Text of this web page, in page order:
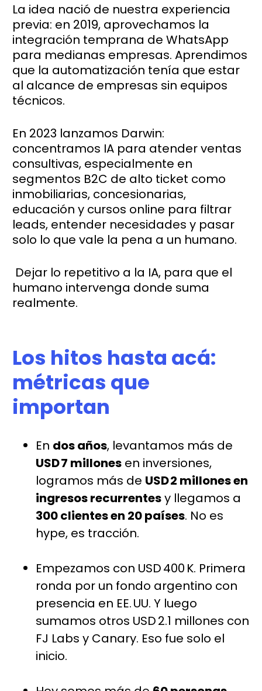
La idea nació de nuestra experiencia
previa: en 2019, aprovechamos la
integración temprana de WhatsApp
para medianas empresas. Aprendimos
que la automatización tenía que estar
al alcance de empresas sin equipos
técnicos.
En 2023 lanzamos Darwin:
concentramos IA para atender ventas
consultivas, especialmente en
segmentos B2C de alto ticket como
inmobiliarias, concesionarias,
educación y cursos online para filtrar
leads, entender necesidades y pasar
solo lo que vale la pena a un humano.
Dejar lo repetitivo a la IA, para que el
humano intervenga donde suma
realmente.
Los hitos hasta acá:
métricas que
importan
En dos años, levantamos más de
USD 7 millones en inversiones,
logramos más de USD 2 millones en
ingresos recurrentesy llegamos a
300 clientes en 20 países. No es
hype, es tracción.
Empezamos con USD 400 K. Primera
ronda por un fondo argentino con
presencia en EE. UU. Y luego
sumamos otros USD 2.1 millones con
FJ Labs y Canary. Eso fue solo el
inicio.